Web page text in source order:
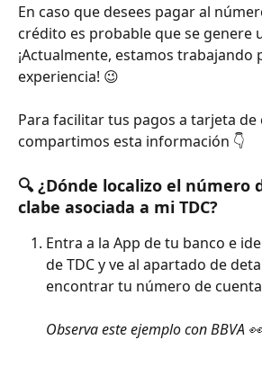
En caso que desees pagar al
crédito es probable que se genere
¡Actualmente, estamos trabajando
experiencia! 😉
Para facilitar tus pagos a tarjeta
compartimos esta información 👇
🔍 ¿Dónde localizo el número
clabe asociada a mi TDC?
Entra a la App de tu banco e
de TDC y ve al apartado de
encontrar tu número de
Observa este ejemplo con BBVA 👀